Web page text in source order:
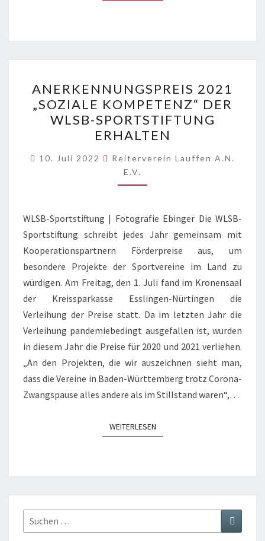
2021
„SOZIALE
KOMPETENZ“
DER
WLSB-
SPORTSTIFTUNG
ERHALTEN
ANERKENNUNGSPREIS 2021
„SOZIALE KOMPETENZ“ DER
WLSB-SPORTSTIFTUNG
ERHALTEN
10. Juli 2022
Reiterverein Lauffen A.N.
E.V.
WLSB-Sportstiftung | Fotografie Ebinger Die WLSB-
Sportstiftung schreibt jedes Jahr gemeinsam mit
Kooperationspartnern Förderpreise aus, um
besondere Projekte der Sportvereine im Land zu
würdigen. Am Freitag, den 1. Juli fand im Kronensaal
der Kreissparkasse Esslingen-Nürtingen die
Verleihung der Preise statt. Da im letzten Jahr die
Verleihung pandemiebedingt ausgefallen ist, wurden
in diesem Jahr die Preise für 2020 und 2021 verliehen.
„An den Projekten, die wir auszeichnen sieht man,
dass die Vereine in Baden-Württemberg trotz Corona-
Zwangspause alles andere als im Stillstand waren“,…
WEITERLESENWEITERLESEN
Suchen
nach:
Suchen